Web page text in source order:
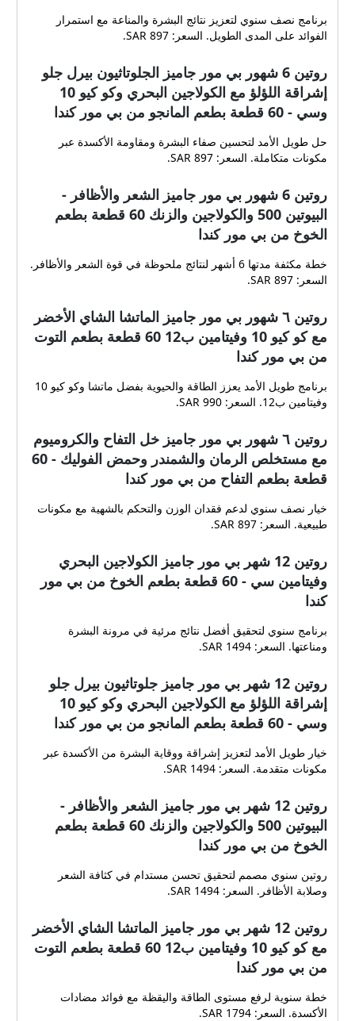
برنامج نصف سنوي لتعزيز نتائج البشرة والمناعة مع استمرار
الفوائد على المدى الطويل. السعر: 897 SAR.
روتين 6 شهور بي مور جاميز الجلوتاثيون بيرل جلو
إشراقة اللؤلؤ مع الكولاجين البحري وكو كيو 10
وسي - 60 قطعة بطعم المانجو من بي مور كندا
حل طويل الأمد لتحسين صفاء البشرة ومقاومة الأكسدة عبر
مكونات متكاملة. السعر: 897 SAR.
روتين 6 شهور بي مور جاميز الشعر والأظافر -
البيوتين 500 والكولاجين والزنك 60 قطعة بطعم
الخوخ من بي مور كندا
خطة مكثفة مدتها 6 أشهر لنتائج ملحوظة في قوة الشعر والأظافر.
السعر: 897 SAR.
روتين ٦ شهور بي مور جاميز الماتشا الشاي الأخضر
مع كو كيو 10 وفيتامين ب12 60 قطعة بطعم التوت
من بي مور كندا
برنامج طويل الأمد يعزز الطاقة والحيوية بفضل ماتشا وكو كيو 10
وفيتامين ب12. السعر: 990 SAR.
روتين ٦ شهور بي مور جاميز خل التفاح والكروميوم
مع مستخلص الرمان والشمندر وحمض الفوليك - 60
قطعة بطعم التفاح من بي مور كندا
خيار نصف سنوي لدعم فقدان الوزن والتحكم بالشهية مع مكونات
طبيعية. السعر: 897 SAR.
روتين 12 شهر بي مور جاميز الكولاجين البحري
وفيتامين سي - 60 قطعة بطعم الخوخ من بي مور
كندا
برنامج سنوي لتحقيق أفضل نتائج مرئية في مرونة البشرة
ومناعتها. السعر: 1494 SAR.
روتين 12 شهر بي مور جاميز جلوتاثيون بيرل جلو
إشراقة اللؤلؤ مع الكولاجين البحري وكو كيو 10
وسي - 60 قطعة بطعم المانجو من بي مور كندا
خيار طويل الأمد لتعزيز إشراقة ووقاية البشرة من الأكسدة عبر
مكونات متقدمة. السعر: 1494 SAR.
روتين 12 شهر بي مور جاميز الشعر والأظافر -
البيوتين 500 والكولاجين والزنك 60 قطعة بطعم
الخوخ من بي مور كندا
روتين سنوي مصمم لتحقيق تحسن مستدام في كثافة الشعر
وصلابة الأظافر. السعر: 1494 SAR.
روتين 12 شهر بي مور جاميز الماتشا الشاي الأخضر
مع كو كيو 10 وفيتامين ب12 60 قطعة بطعم التوت
من بي مور كندا
خطة سنوية لرفع مستوى الطاقة واليقظة مع فوائد مضادات
الأكسدة. السعر: 1794 SAR.